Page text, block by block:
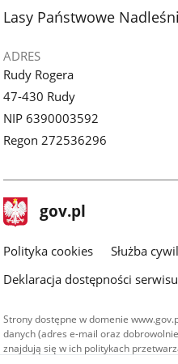
stopka
Lasy Państwowe
ADRES
Rudy Rogera
47-430 Rudy
NIP 6390003592
Regon 272536296
stopka
gov.pl Strona
gov.pl
gov.pl
Polityka cookies Służba
Deklaracja dostępności
Strony dostępne w domenie
danych (adres e-mail oraz
znajdują się w ich politykach